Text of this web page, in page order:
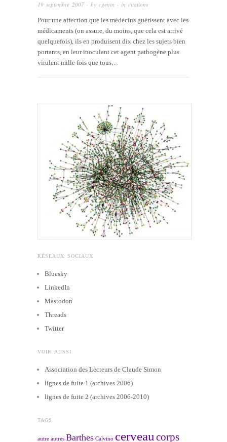
19 septembre 2007 · by cgenin · in citations
Pour une affection que les médecins guérissent avec les
médicaments (on assure, du moins, que cela est arrivé
quelquefois), ils en produisent dix chez les sujets bien
portants, en leur inoculant cet agent pathogène plus
virulent mille fois que tous…
RÉSEAUX SOCIAUX
Bluesky
LinkedIn
Mastodon
Threads
Twitter
VOIR AUSSI
Association des Lecteurs de Claude Simon
lignes de fuite 1 (archives 2006)
lignes de fuite 2 (archives 2006-2010)
TAGS
autre autres Barthes Calvino cerveau corps